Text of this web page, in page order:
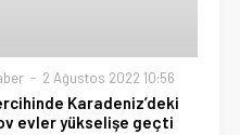
2 Ağustos 2022 10:56
Karadeniz’deki
evler yükselişe geçti